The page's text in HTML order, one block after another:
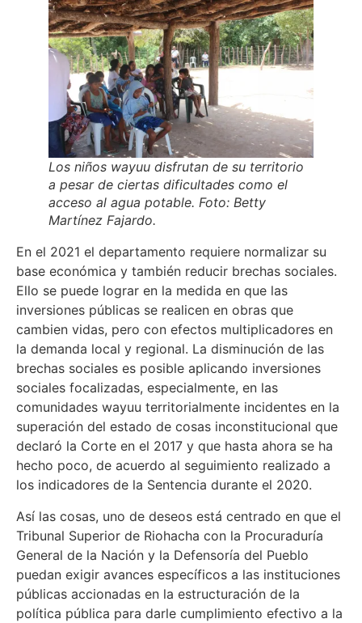
Los niños wayuu disfrutan de su territorio
a pesar de ciertas dificultades como el
acceso al agua potable. Foto: Betty
Martínez Fajardo.
En el 2021 el departamento requiere normalizar su
base económica y también reducir brechas sociales.
Ello se puede lograr en la medida en que las
inversiones públicas se realicen en obras que
cambien vidas, pero con efectos multiplicadores en
la demanda local y regional. La disminución de las
brechas sociales es posible aplicando inversiones
sociales focalizadas, especialmente, en las
comunidades wayuu territorialmente incidentes en la
superación del estado de cosas inconstitucional que
declaró la Corte en el 2017 y que hasta ahora se ha
hecho poco, de acuerdo al seguimiento realizado a
los indicadores de la Sentencia durante el 2020.
Así las cosas, uno de deseos está centrado en que el
Tribunal Superior de Riohacha con la Procuraduría
General de la Nación y la Defensoría del Pueblo
puedan exigir avances específicos a las instituciones
públicas accionadas en la estructuración de la
política pública para darle cumplimiento efectivo a la